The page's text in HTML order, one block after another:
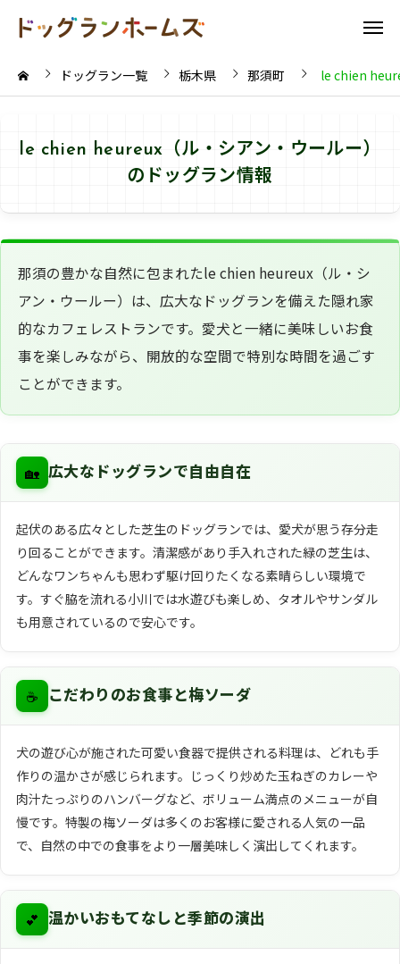
ドッグラン一覧 栃木県 那須町 le chien
le chien heureux（ル・シアン・ウールー）
のドッグラン情報
那須の豊かな自然に包まれたle chien heureux（ル・シ
アン・ウールー）は、広大なドッグランを備えた隠れ家
的なカフェレストランです。愛犬と一緒に美味しいお食
事を楽しみながら、開放的な空間で特別な時間を過ごす
ことができます。
🏡 広大なドッグランで自由自在
起伏のある広々とした芝生のドッグランでは、愛犬が思う存分走
り回ることができます。清潔感があり手入れされた緑の芝生は、
どんなワンちゃんも思わず駆け回りたくなる素晴らしい環境で
す。すぐ脇を流れる小川では水遊びも楽しめ、タオルやサンダル
も用意されているので安心です。
☕ こだわりのお食事と梅ソーダ
犬の遊び心が施された可愛い食器で提供される料理は、どれも手
作りの温かさが感じられます。じっくり炒めた玉ねぎのカレーや
肉汁たっぷりのハンバーグなど、ボリューム満点のメニューが自
慢です。特製の梅ソーダは多くのお客様に愛される人気の一品
で、自然の中での食事をより一層美味しく演出してくれます。
💕 温かいおもてなしと季節の演出